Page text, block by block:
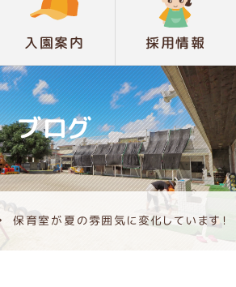
入園案内 採用情報
ブログ
保育室が夏の雰囲気に変化しています！